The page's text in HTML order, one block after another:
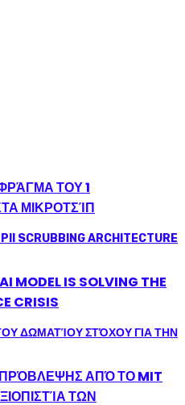
ΤΟΥ 1
ΜΙΚΡΟΤΣΊΠ
MODEL IS SOLVING THE
CRISIS
ΑΠΌ ΤΟ MIT
ΤΩΝ